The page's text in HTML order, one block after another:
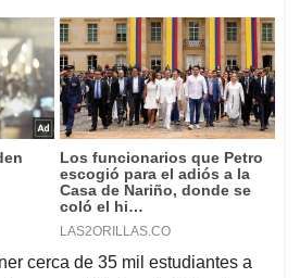
cerca de 35 mil estudiantes a